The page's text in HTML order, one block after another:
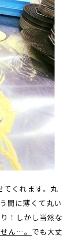
てくれます。丸
間に薄くて丸い
！しかし当然な
ん…。 でも大丈